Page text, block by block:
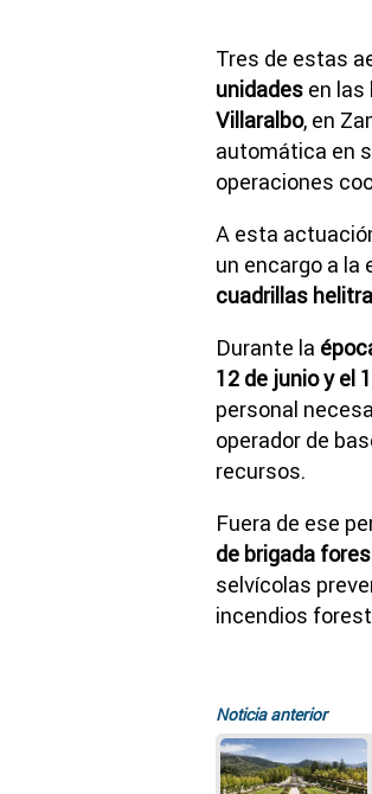
Tres de estas
unidades en las
Villaralbo, en
automática en
operaciones
A esta
un encargo a la
cuadrillas
Durante la
12 de junio y el
personal
operador de
recursos.
Fuera de ese
de brigada
selvícolas
incendios
Noticia anterior